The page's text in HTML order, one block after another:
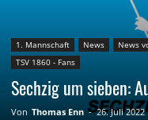
1. Mannschaft News News
TSV 1860 - Fans
Sechzig um sieben:
Von Thomas Enn - 26. Juli 2022